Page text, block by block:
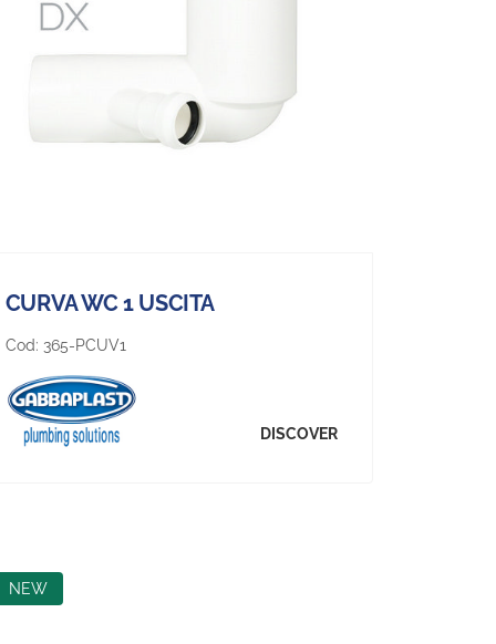
CURVA WC 1 USCITA
Cod: 365-PCUV1
DISCOVER
NEW